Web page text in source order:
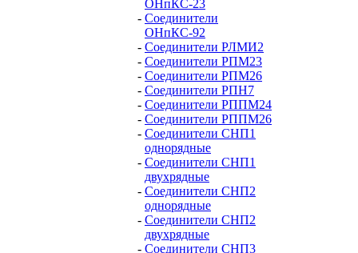
ОНпКС-23
- Соединители
ОНпКС-92
- Соединители РЛМИ2
- Соединители РПМ23
- Соединители РПМ26
- Соединители РПН7
- Соединители РППМ24
- Соединители РППМ26
- Соединители СНП1
однорядные
- Соединители СНП1
двухрядные
- Соединители СНП2
однорядные
- Соединители СНП2
двухрядные
- Соединители СНП3